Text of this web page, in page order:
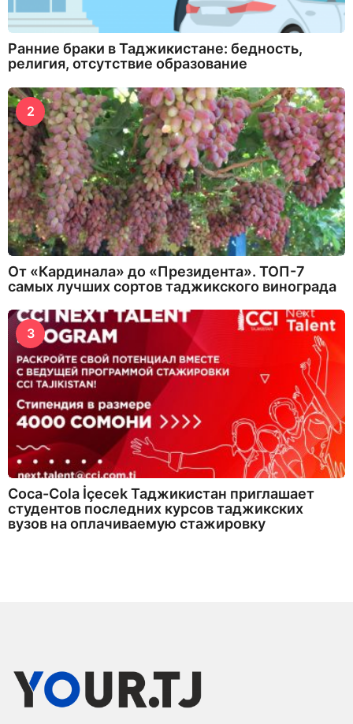
Ранние браки в Таджикистане: бедность,
религия, отсутствие образование
2
От «Кардинала» до «Президента». ТОП-7
самых лучших сортов таджикского винограда
3
Coca-Cola İçecek Таджикистан приглашает
студентов последних курсов таджикских
вузов на оплачиваемую стажировку